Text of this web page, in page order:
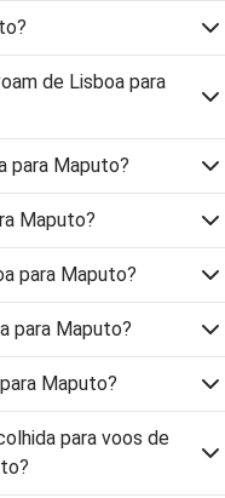
de Lisboa para
para Maputo?
Maputo?
para Maputo?
para Maputo?
Maputo?
para voos de